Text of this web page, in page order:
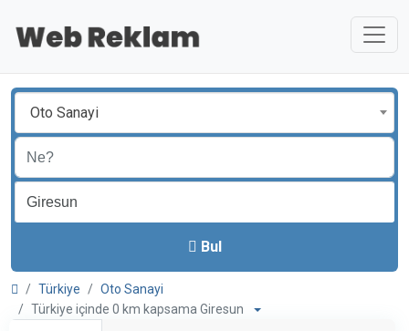
Oto Sanayi
Bul
Türkiye
Oto Sanayi
Türkiye içinde 0 km kapsama Giresun